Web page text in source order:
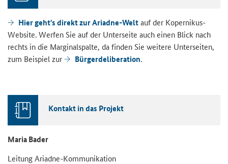
Hier geht's direkt zur Ariadne-Weltauf der Kopernikus-
Website. Werfen Sie auf der Unterseite auch einen Blick nach
rechts in die Marginalspalte, da finden Sie weitere Unterseiten,
zum Beispiel zur
Bürgerdeliberation.
Kontakt in das Projekt
Maria Bader
Leitung Ariadne-Kommunikation